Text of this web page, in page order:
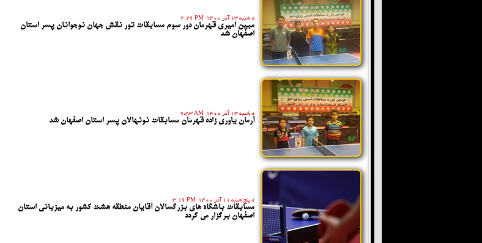
» شنبه 13 آذر 1400 2:26 PM
مبین امیری قهرمان دور سوم مسابقات تور نقش جهان نوجوانان پسر استان
اصفهان شد
» شنبه 13 آذر 1400 9:53 AM
آرمان یاوری زاده قهرمان مسابقات نونهالان پسر استان اصفهان شد
» پنج شنبه 11 آذر 1400 3:16 PM
مسابقات باشگاه های بزرگسالان آقایان منطقه هشت کشور به میزبانی استان
اصفهان برگزار می گردد